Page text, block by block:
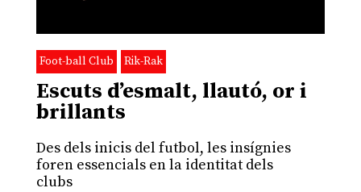
Foot-ball Club Rik-Rak
Escuts d’esmalt, llautó, or i
brillants
Des dels inicis del futbol, les insígnies
foren essencials en la identitat dels
clubs